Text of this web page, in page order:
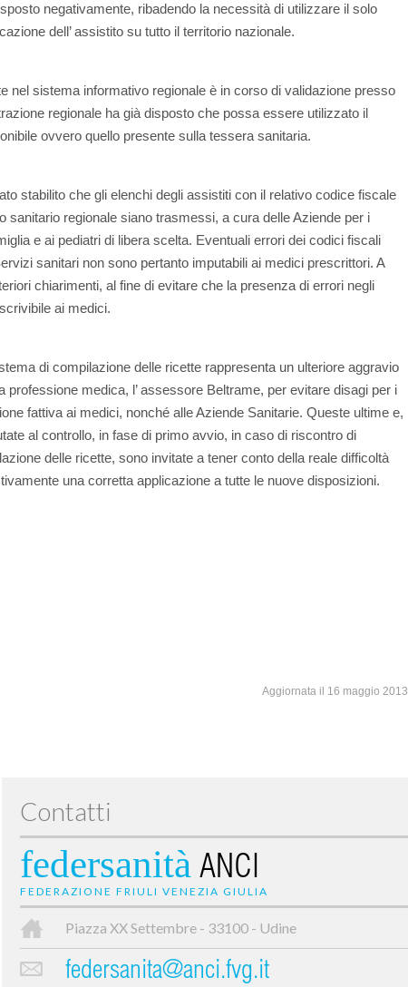
negativamente, ribadendo la necessità di utilizzare il solo
dell’ assistito su tutto il territorio nazionale.
nel sistema informativo regionale è in corso di validazione presso
regionale ha già disposto che possa essere utilizzato il
ovvero quello presente sulla tessera sanitaria.
stabilito che gli elenchi degli assistiti con il relativo codice fiscale
sanitario regionale siano trasmessi, a cura delle Aziende per i
e ai pediatri di libera scelta. Eventuali errori dei codici fiscali
sanitari non sono pertanto imputabili ai medici prescrittori. A
chiarimenti, al fine di evitare che la presenza di errori negli
ai medici.
di compilazione delle ricette rappresenta un ulteriore aggravio
professione medica, l’ assessore Beltrame, per evitare disagi per i
fattiva ai medici, nonché alle Aziende Sanitarie. Queste ultime e,
al controllo, in fase di primo avvio, in caso di riscontro di
delle ricette, sono invitate a tener conto della reale difficoltà
una corretta applicazione a tutte le nuove disposizioni.
Aggiornata il 16 maggio 2013
Contatti
federsanità ANCI
FEDERAZIONE FRIULI VENEZIA GIULIA
Piazza XX Settembre - 33100 - Udine
federsanita@anci.fvg.it